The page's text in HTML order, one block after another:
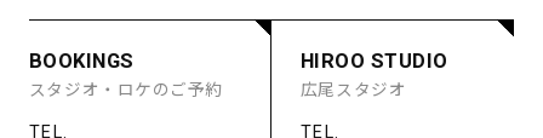
STUDIO
STUDIO D
GUEST ROOM
BOOKINGS
スタジオ・ロケのご予約
HIROO STUDIO
広尾スタジオ